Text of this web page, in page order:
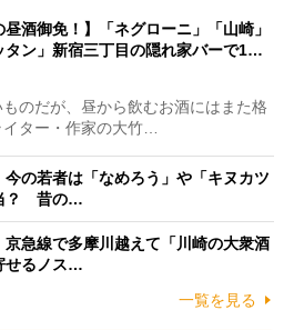
昼酒御免！】「ネグローニ」「山崎」
タン」新宿三丁目の隠れ家バーで1…
のだが、昼から飲むお酒にはまた格
ター・作家の大竹…
今の若者は「なめろう」や「キヌカツ
？ 昔の…
京急線で多摩川越えて「川崎の大衆酒
せるノス…
一覧を見る